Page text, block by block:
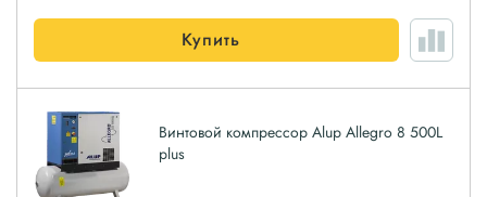
Купить
Винтовой компрессор Alup Allegro 8 500L
plus